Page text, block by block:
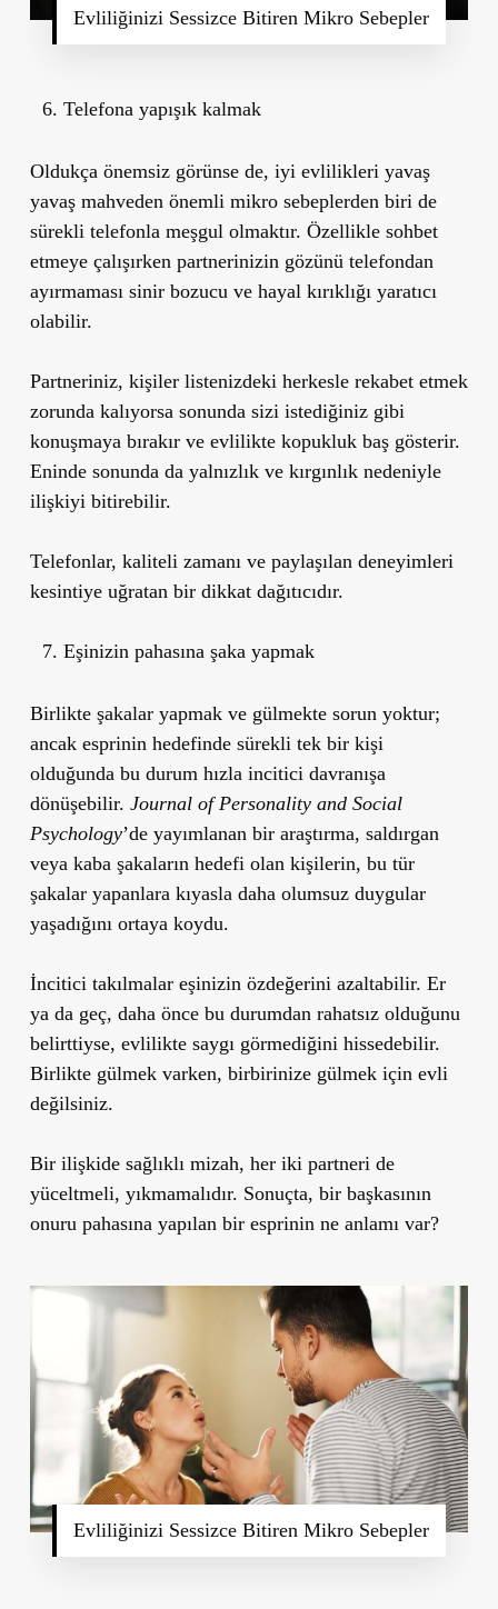
Evliliğinizi Sessizce Bitiren Mikro Sebepler
Telefona yapışık kalmak
Oldukça önemsiz görünse de, iyi evlilikleri yavaş
yavaş mahveden önemli mikro sebeplerden biri de
sürekli telefonla meşgul olmaktır. Özellikle sohbet
etmeye çalışırken partnerinizin gözünü telefondan
ayırmaması sinir bozucu ve hayal kırıklığı yaratıcı
olabilir.
Partneriniz, kişiler listenizdeki herkesle rekabet etmek
zorunda kalıyorsa sonunda sizi istediğiniz gibi
konuşmaya bırakır ve evlilikte kopukluk baş gösterir.
Eninde sonunda da yalnızlık ve kırgınlık nedeniyle
ilişkiyi bitirebilir.
Telefonlar, kaliteli zamanı ve paylaşılan deneyimleri
kesintiye uğratan bir dikkat dağıtıcıdır.
Eşinizin pahasına şaka yapmak
Birlikte şakalar yapmak ve gülmekte sorun yoktur;
ancak esprinin hedefinde sürekli tek bir kişi
olduğunda bu durum hızla incitici davranışa
dönüşebilir. Journal of Personality and Social
Psychology’de yayımlanan bir araştırma, saldırgan
veya kaba şakaların hedefi olan kişilerin, bu tür
şakalar yapanlara kıyasla daha olumsuz duygular
yaşadığını ortaya koydu.
İncitici takılmalar eşinizin özdeğerini azaltabilir. Er
ya da geç, daha önce bu durumdan rahatsız olduğunu
belirttiyse, evlilikte saygı görmediğini hissedebilir.
Birlikte gülmek varken, birbirinize gülmek için evli
değilsiniz.
Bir ilişkide sağlıklı mizah, her iki partneri de
yüceltmeli, yıkmamalıdır. Sonuçta, bir başkasının
onuru pahasına yapılan bir esprinin ne anlamı var?
Evliliğinizi Sessizce Bitiren Mikro Sebepler